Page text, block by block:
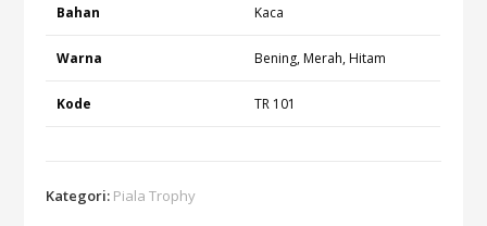
Bahan Kaca
Warna Bening, Merah, Hitam
Kode TR 101
Kategori: Piala Trophy